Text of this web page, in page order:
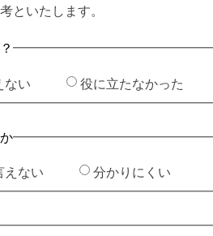
といたします。
ない 役に立たなかった
えない 分かりにくい